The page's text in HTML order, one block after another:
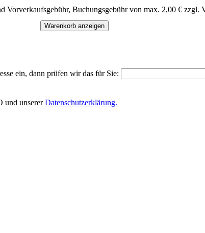
Vorverkaufsgebühr, Buchungsgebühr von max. 2,00 € zzgl.
Warenkorb anzeigen
ein, dann prüfen wir das für Sie:
und unsererDatenschutzerklärung.